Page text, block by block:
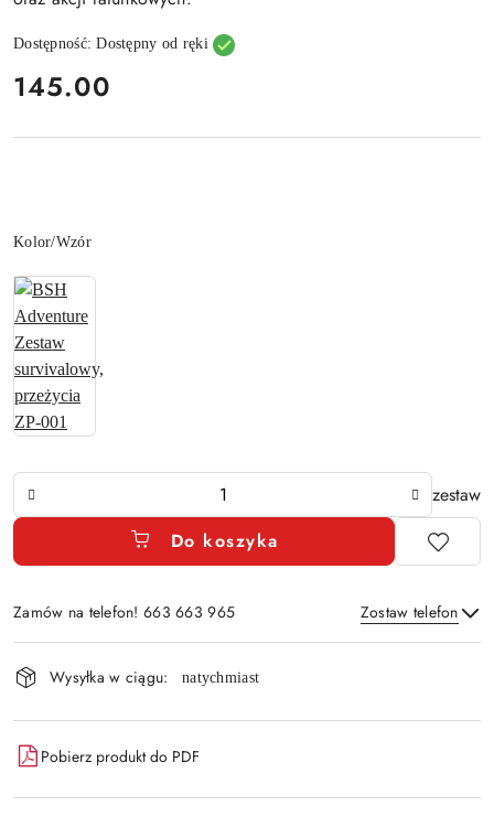
Dostępność:Dostępny od ręki
cena:
145.00
Wariant
Kolor/Wzór
zestaw
Do koszyka
Zamów na telefon! 663 663 965 Zostaw telefon
i
dostawa
Wysyłka w ciągu: natychmiast
Pobierz produkt do PDF